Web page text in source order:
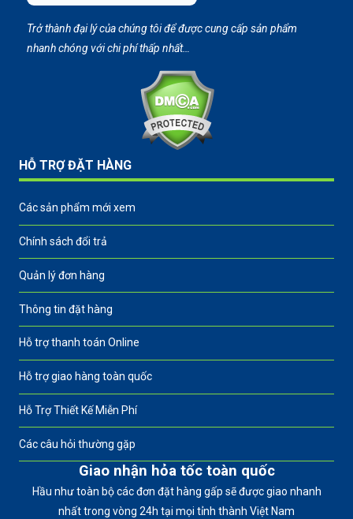
Trở thành đại lý của chúng tôi để được cung cấp sản phẩm
nhanh chóng với chi phí thấp nhất…
HỖ TRỢ ĐẶT HÀNG
Các sản phẩm mới xem
Chính sách đổi trả
Quản lý đơn hàng
Thông tin đặt hàng
Hỗ trợ thanh toán Online
Hỗ trợ giao hàng toàn quốc
Hỗ Trợ Thiết Kế Miễn Phí
Các câu hỏi thường gặp
Giao nhận hỏa tốc toàn quốc
Hầu như toàn bộ các đơn đặt hàng gấp sẽ được giao nhanh
nhất trong vòng 24h tại mọi tỉnh thành Việt Nam